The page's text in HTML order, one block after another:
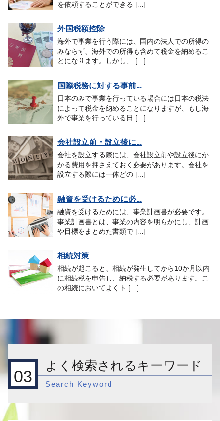
を依頼することができる […]
外国税額控除
海外で事業を行う際には、国内の法人での所得の
みならず、海外での所得も含めて税金を納めるこ
とになります。しかし、 […]
国際税務に対する事前...
日本のみで事業を行っている場合には日本の税法
によって税金を納めることになりますが、もし海
外で事業を行っている日 […]
会社設立前・設立後に...
会社を設立する際には、会社設立前や設立後にか
かる費用を押さえておく必要があります。会社を
設立する際には一体どの […]
融資を受けるために必...
融資を受けるためには、事業計画書が必要です。
事業計画書とは、事業の内容を明らかにし、計画
や目標をまとめた書類で […]
相続対策
相続が起こると、相続が発生してから10か月以内
に相続税を申告し、納税する必要があります。こ
の相続においてよくト […]
03
よく検索されるキーワード
Search Keyword